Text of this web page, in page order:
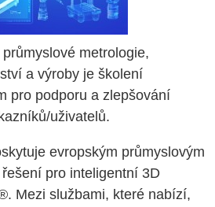
metrologie,
a výroby je školení
pro podporu a zlepšování
uživatelů.
evropským průmyslovým
pro inteligentní 3D
Mezi službami, které nabízí,